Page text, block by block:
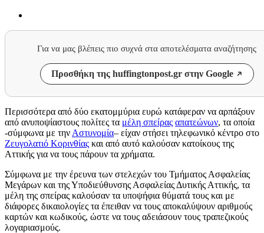
Για να μας βλέπεις πιο συχνά στα αποτελέσματα αναζήτησης
Προσθήκη της huffingtonpost.gr στην Google
Περισσότερα από δύο εκατομμύρια ευρώ κατάφεραν να αρπάξουν
από ανυποψίαστους πολίτες τα μέλη σπείρας απατεώνων, τα οποία
-σύμφωνα με την Αστυνομία– είχαν στήσει τηλεφωνικό κέντρο στο
Ζευγολατιό Κορινθίας και από αυτό καλούσαν κατοίκους της
Αττικής για να τους πάρουν τα χρήματα.
Σύμφωνα με την έρευνα των στελεχών του Τμήματος Ασφαλείας
Μεγάρων και της Υποδιεύθυνσης Ασφαλείας Δυτικής Αττικής, τα
μέλη της σπείρας καλούσαν τα υποψήφια θύματά τους και με
διάφορες δικαιολογίες τα έπειθαν να τους αποκαλύψουν αριθμούς
καρτών και κωδικούς, ώστε να τους αδειάσουν τους τραπεζικούς
λογαριασμούς.